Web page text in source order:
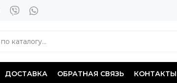
ДОСТАВКА ОБРАТНАЯ СВЯЗЬ КОНТАКТЫ